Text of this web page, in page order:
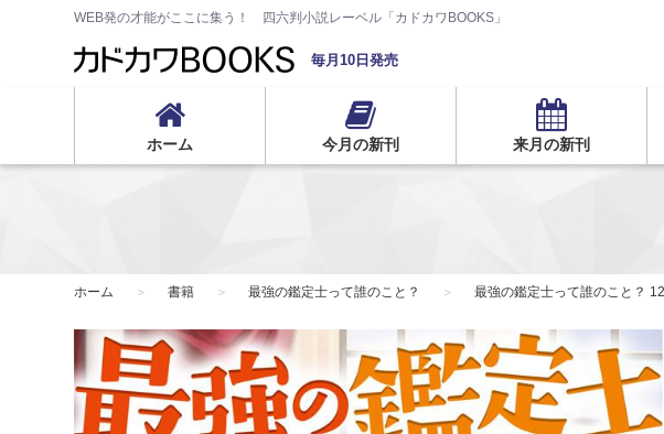
WEB発の才能がここに集う！ 四六判小説レーベル「カドカワBOOKS」
毎月10日発売
ホーム 今月の新刊 来月の新刊
ホーム 書籍 最強の鑑定士って誰のこと？ 最強の鑑定士って誰のこと？